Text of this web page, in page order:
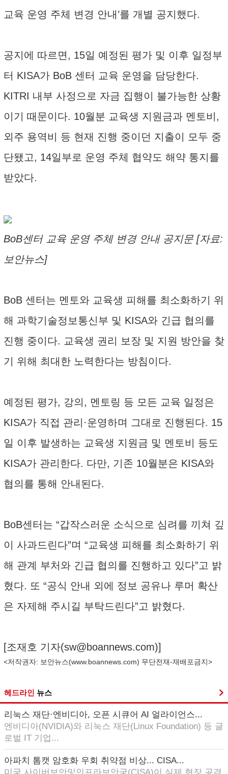
교육 운영 주체 변경 안내’를 개별 공지했다.
공지에 따르면, 15일 예정된 평가 및 이후 일정부
터 KISA가 BoB 센터 교육 운영을 담당한다.
KITRI 내부 사정으로 자금 집행이 불가능한 상황
이기 때문이다. 10월분 교육생 지원금과 멘토비,
외주 용역비 등 현재 진행 중이던 지출이 모두 중
단됐고, 14일부로 운영 주체 협약도 해약 통지를
받았다.
BoB센터 교육 운영 주체 변경 안내 공지문 [자료:
보안뉴스]
BoB 센터는 멘토와 교육생 피해를 최소화하기 위
해 과학기술정보통신부 및 KISA와 긴급 협의를
진행 중이다. 교육생 권리 보장 및 지원 방안을 찾
기 위해 최대한 노력한다는 방침이다.
예정된 평가, 강의, 멘토링 등 모든 교육 일정은
KISA가 직접 관리·운영하며 그대로 진행된다. 15
일 이후 발생하는 교육생 지원금 및 멘토비 등도
KISA가 관리한다. 다만, 기존 10월분은 KISA와
협의를 통해 안내된다.
BoB센터는 “갑작스러운 소식으로 심려를 끼쳐 깊
이 사과드린다”며 “교육생 피해를 최소화하기 위
해 관계 부처와 긴급 협의를 진행하고 있다”고 밝
혔다. 또 “공식 안내 외에 정보 공유나 루머 확산
은 자제해 주시길 부탁드린다”고 밝혔다.
[조재호 기자(sw@boannews.com)]
<저작권자: 보안뉴스(www.boannews.com) 무단전재-재배포금지>
헤드라인 뉴스
리눅스 재단·엔비디아, 오픈 시큐어 AI 얼라이언스...
엔비디아(NVIDIA)와 리눅스 재단(Linux Foundation) 등 글
로벌 IT 기업...
아파치 톰캣 암호화 우회 취약점 비상... CISA...